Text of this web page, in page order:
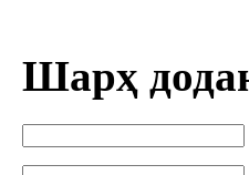
Шарҳ